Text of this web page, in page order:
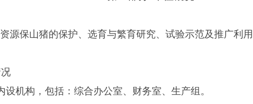
源保山猪的保护、选育与繁育研究、试验示范及推广利
设机构，包括： 综合办公室、财务室、生产组。